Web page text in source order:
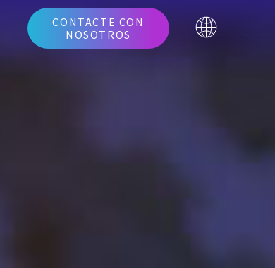
CONTACTE CON
NOSOTROS